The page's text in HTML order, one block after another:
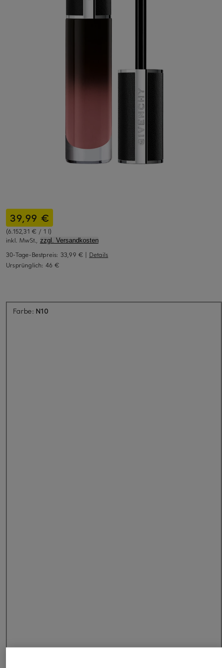
39,99 €
(6.152,31 € / 1 l)
inkl. MwSt., zzgl. Versandkosten
30-Tage-Bestpreis: 33,99 € | Details
Ursprünglich: 46 €
Farbe:N10Aktuell nicht verfügbar